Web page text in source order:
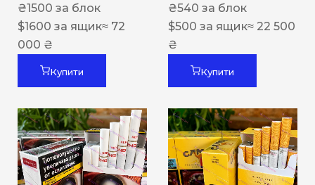
₴1500 за блок
$1600 за ящик≈ 72
000 ₴
Купити
₴540 за блок
$500 за ящик≈ 22 500
₴
Купити